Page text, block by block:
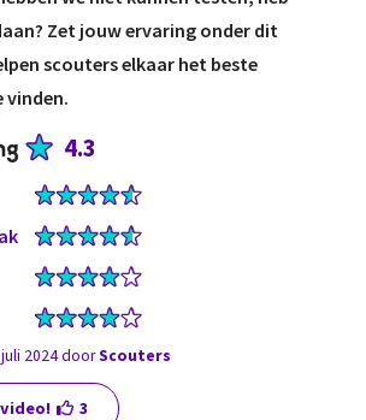
Zet jouw ervaring onder dit
scouters elkaar het beste
vinden.
4.3
2024 doorScouters
3